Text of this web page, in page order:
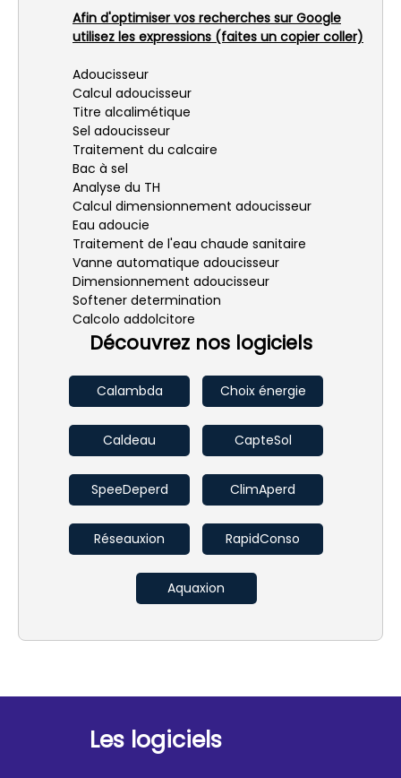
Afin d'optimiser vos recherches sur Google
utilisez les expressions (faites un copier coller)
Adoucisseur
Calcul adoucisseur
Titre alcalimétique
Sel adoucisseur
Traitement du calcaire
Bac à sel
Analyse du TH
Calcul dimensionnement adoucisseur
Eau adoucie
Traitement de l'eau chaude sanitaire
Vanne automatique adoucisseur
Dimensionnement adoucisseur
Softener determination
Calcolo addolcitore
Découvrez nos logiciels
Calambda Choix énergie
Caldeau CapteSol
SpeeDeperd ClimAperd
Réseauxion RapidConso
Aquaxion
Les logiciels